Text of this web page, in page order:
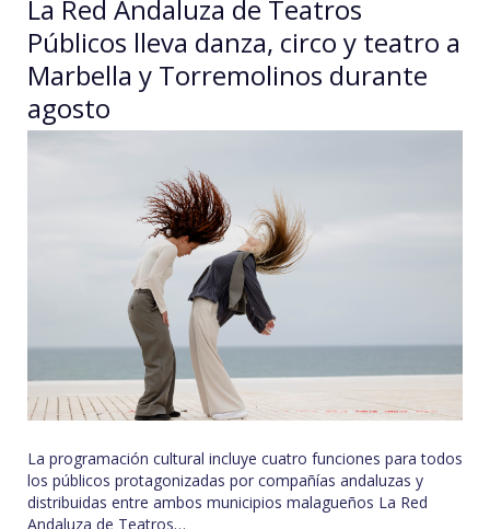
La Red Andaluza de Teatros
Públicos lleva danza, circo y teatro a
Marbella y Torremolinos durante
agosto
La programación cultural incluye cuatro funciones para todos
los públicos protagonizadas por compañías andaluzas y
distribuidas entre ambos municipios malagueños La Red
Andaluza de Teatros…